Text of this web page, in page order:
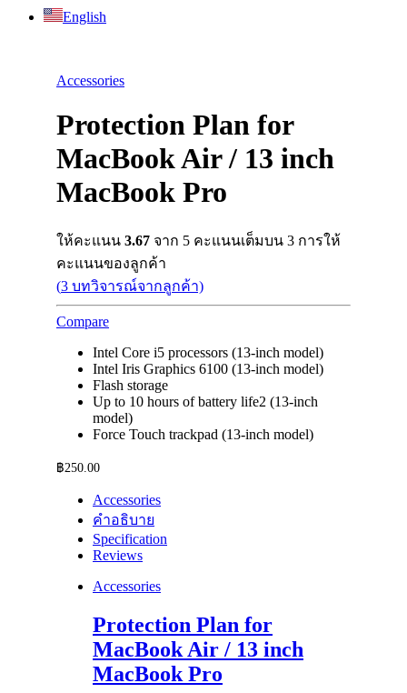
English
Accessories
Protection Plan for
MacBook Air / 13 inch
MacBook Pro
ให้คะแนน 3.67 จาก 5 คะแนนเต็มบน 3 การให้
คะแนนของลูกค้า
(3 บทวิจารณ์จากลูกค้า)
Compare
Intel Core i5 processors (13-inch model)
Intel Iris Graphics 6100 (13-inch model)
Flash storage
Up to 10 hours of battery life2 (13-inch
model)
Force Touch trackpad (13-inch model)
฿250.00
Accessories
คำอธิบาย
Specification
Reviews
Accessories
Protection Plan for
MacBook Air / 13 inch
MacBook Pro